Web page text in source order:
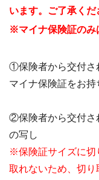
います。ご了承くだ
※マイナ保険証のみ
①保険者から交付さ
マイナ保険証をお持
②保険者から交付さ
の写し
※保険証サイズに切
取れないため、切り